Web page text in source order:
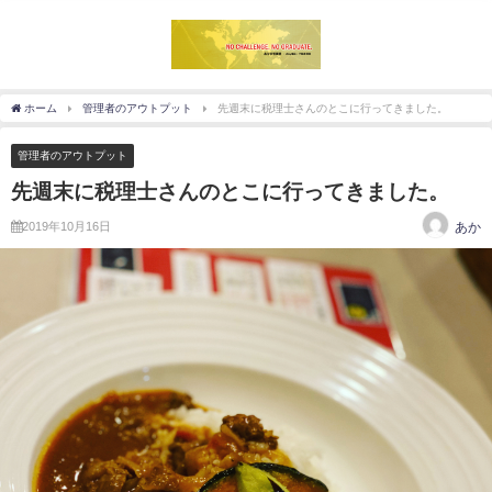
ホーム 管理者のアウトプット 先週末に税理士さんのとこに行ってきました。
管理者のアウトプット
先週末に税理士さんのとこに行ってきました。
2019年10月16日 あか